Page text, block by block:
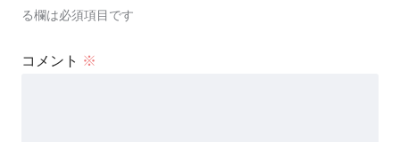
る欄は必須項目です
コメント ※